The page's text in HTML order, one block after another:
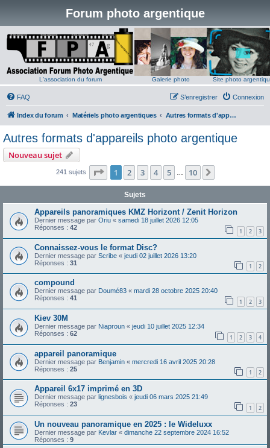
Forum photo argentique
L'association du forum Galerie photo Site photo
FAQ Connexion
S’enregistrer
Index du forum Matériels photo argentiques Autres formats d'appareils photo argentique
Autres formats d'appareils photo argentique
Nouveau sujet
241 sujets Page 1sur10
1 2 3 4 5 10
Sujets
Appareils panoramiques KMZ Horizont / Zenit Horizon
Dernier message par Oriu « samedi 18 juillet 2026 12:05
Réponses : 42 1 2 3
Connaissez-vous le format Disc?
Dernier message par Scribe « jeudi 02 juillet 2026 13:20
Réponses : 31 1 2
compound
Dernier message par Doumé83 « mardi 28 octobre 2025 20:40
Réponses : 41 1 2 3
Kiev 30M
Dernier message par Niaproun « jeudi 10 juillet 2025 12:34
Réponses : 62 1 2 3 4
appareil panoramique
Dernier message par Benjamin « mercredi 16 avril 2025 20:28
Réponses : 25 1 2
Appareil 6x17 imprimé en 3D
Dernier message par lignesbois « jeudi 06 mars 2025 21:49
Réponses : 23 1 2
Un nouveau panoramique en 2025 : le Wideluxx
Dernier message par Kevlar « dimanche 22 septembre 2024 16:52
Réponses : 9